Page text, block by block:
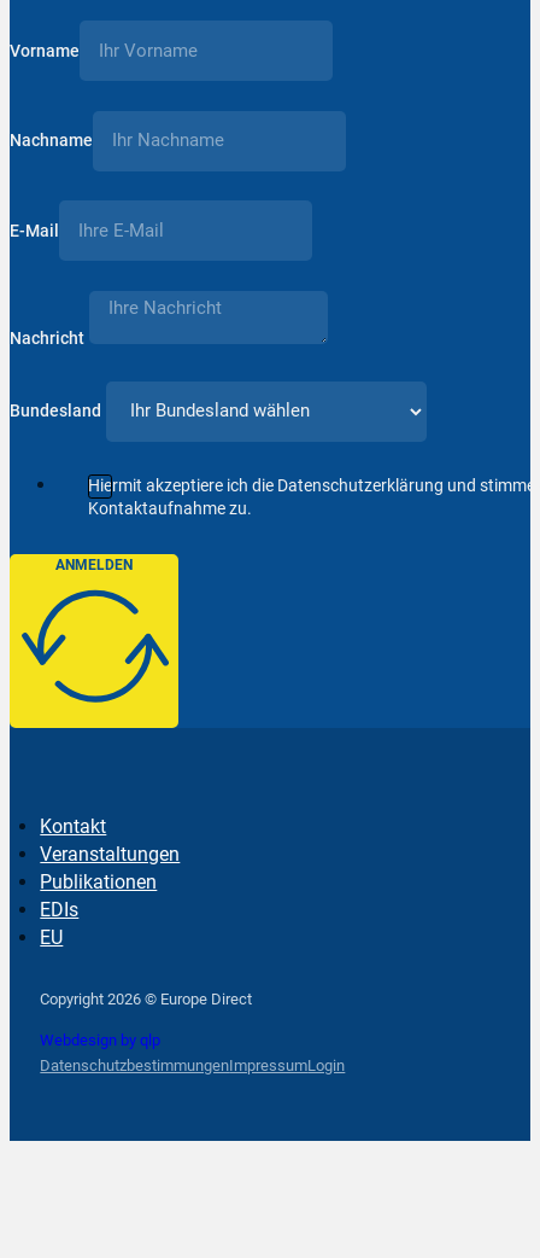
Vorname
Nachname
E-Mail
Nachricht
Bundesland
Hiermit akzeptiere ich die Datenschutzerklärung und
Kontaktaufnahme zu.
ANMELDEN
Kontakt
Veranstaltungen
Publikationen
EDIs
EU
Copyright 2026 © Europe Direct
Webdesign by qlp
DatenschutzbestimmungenImpressumLogin